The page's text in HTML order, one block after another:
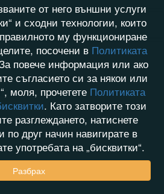
от него външни услуги
и сходни технологии, които
му функциониране
посочени в Политиката
повече информация или ако
съгласието си за някои или
моля, прочетете Политиката
. Като затворите този
разглеждането, натиснете
по друг начин навигирате в
употребата на „бисквитки“.
Разбрах